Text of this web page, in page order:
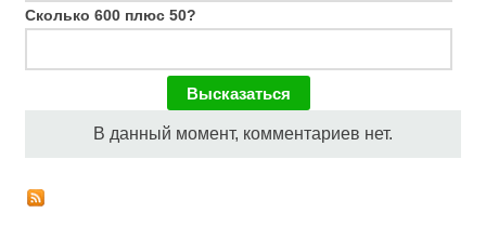
Сколько 600 плюс 50?
В данный момент, комментариев нет.